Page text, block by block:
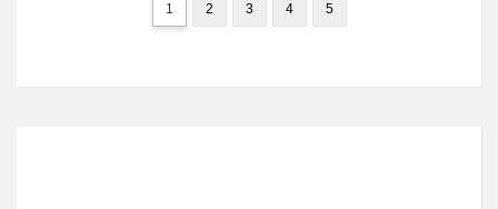
1 2 3 4 5